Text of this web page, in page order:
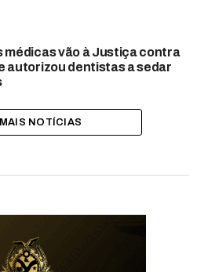
médicas vão à Justiça contra
autorizou dentistas a sedar
NOTÍCIAS